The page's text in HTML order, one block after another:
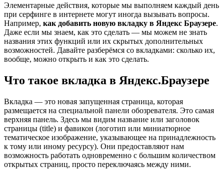
Элементарные действия, которые мы выполняем каждый день
при серфинге в интернете могут иногда вызывать вопросы.
Например, как добавить новую вкладку в Яндекс Браузере.
Даже если мы знаем, как это сделать — мы можем не знать
названия этих функций или их скрытых дополнительных
возможностей. Давайте разберёмся со вкладками: сколько их,
вообще, можно открыть и как это сделать.
Что такое вкладка в Яндекс.Браузере
Вкладка — это новая запущенная страница, которая
размещается на специальной панели обозревателя. Это самая
верхняя панель. Здесь мы видим название или заголовок
страницы (title) и фавикон (логотип или миниатюрное
тематическое изображение, указывающее на принадлежность
к тому или иному ресурсу). Они предоставляют нам
возможность работать одновременно с большим количеством
открытых страниц, просто переключаясь между ними.